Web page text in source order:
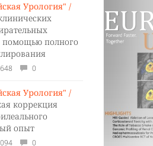
Урология" /
помощью полного
0
Урология" /
коррекция
опыт
0